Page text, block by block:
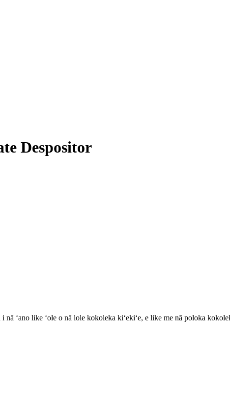
Despositor
ʻano like ʻole o nā lole kokoleka kiʻekiʻe, e like me nā poloka